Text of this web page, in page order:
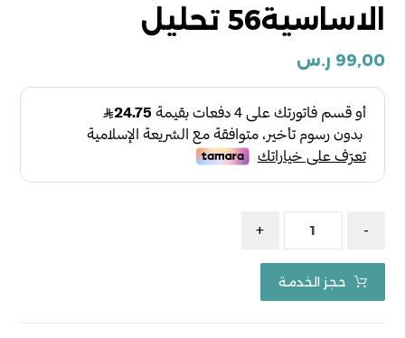
الاساسية56 تحليل
99,00 ر.س
-
+
حجز الخدمة